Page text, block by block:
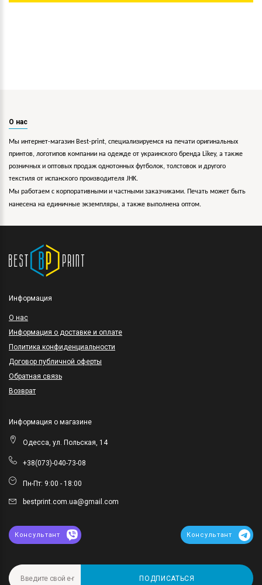
О нас
Мы интернет-магазин Best-print, специализируемся на печати оригинальных
принтов, логотипов компании на одежде от украинского бренда Likey, а также
розничных и оптовых продаж однотонных футболок, толстовок и другого
текстиля от испанского производителя JHK.
Мы работаем с корпоративными и частными заказчиками. Печать может быть
нанесена на единичные экземпляры, а также выполнена оптом.
Информация
O нас
Информация о доставке и оплате
Политика конфиденциальности
Договор публичной оферты
Обратная связь
Возврат
Информация о магазине
Одесса, ул. Польская, 14
+38(073)-040-73-08
Пн-Пт: 9:00 - 18:00
bestprint.com.ua@gmail.com
Консультант Консультант
ПОДПИСАТЬСЯ